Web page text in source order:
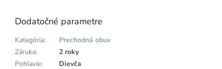
Dodatočné parametre
Kategória:
Prechodná obuv
Záruka:
2 roky
Pohlavie:
Dievča